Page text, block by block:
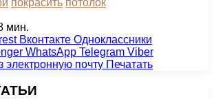
мин.
Вконтакте Одноклассники
WhatsApp Telegram Viber
электронную почту Печатать